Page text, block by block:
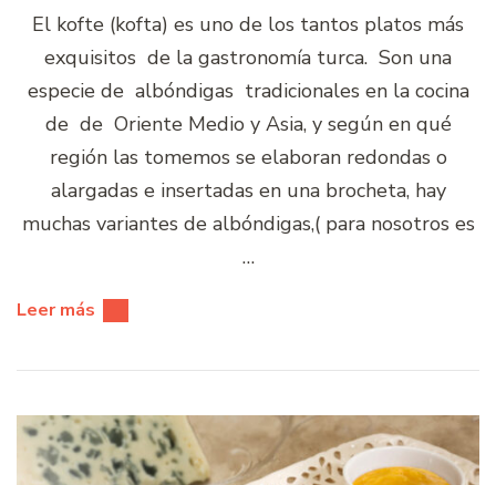
El kofte (kofta) es uno de los tantos platos más
exquisitos de la gastronomía turca. Son una
especie de albóndigas tradicionales en la cocina
de de Oriente Medio y Asia, y según en qué
región las tomemos se elaboran redondas o
alargadas e insertadas en una brocheta, hay
muchas variantes de albóndigas,( para nosotros es
…
Leer más